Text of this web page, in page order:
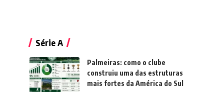
Série A
Palmeiras: como o clube
construiu uma das estruturas
mais fortes da América do Sul